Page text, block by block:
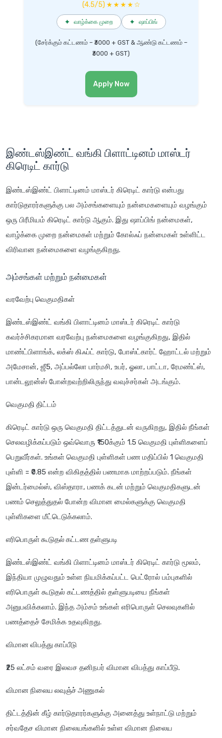
(4.5/5) ★ ★ ★ ★ ☆
✦ வாழ்க்கை முறை ✦ ஷாப்பிங்
(சேர்க்கும் கட்டணம் – ₹3000 + GST & ஆண்டு கட்டணம் –
₹3000 + GST)
Apply Now
இண்டஸ்இண்ட் வங்கி பிளாட்டினம் மாஸ்டர்
கிரெடிட் கார்டு
இண்டஸ்இண்ட் பிளாட்டினம் மாஸ்டர் கிரெடிட் கார்டு என்பது
கார்டுதாரர்களுக்கு பல அம்சங்களையும் நன்மைகளையும் வழங்கும்
ஒரு பிரீமியம் கிரெடிட் கார்டு ஆகும். இது ஷாப்பிங் நன்மைகள்,
வாழ்க்கை முறை நன்மைகள் மற்றும் கோல்ஃப் நன்மைகள் உள்ளிட்ட
விரிவான நன்மைகளை வழங்குகிறது.
அம்சங்கள் மற்றும் நன்மைகள்
வரவேற்பு வெகுமதிகள்
இண்டஸ்இண்ட் வங்கி பிளாட்டினம் மாஸ்டர் கிரெடிட் கார்டு
கவர்ச்சிகரமான வரவேற்பு நன்மைகளை வழங்குகிறது, இதில்
மாண்ட்பிளாங்க், லக்ஸ் கிஃப்ட் கார்டு, போஸ்ட்கார்ட் ஹோட்டல் மற்றும்
அமேசான், ஜீ5, அப்பல்லோ பார்மசி, உபர், ஓலா, பாட்டா, ரேமண்ட்ஸ்,
பான்டலூன்ஸ் போன்றவற்றிலிருந்து வவுச்சர்கள் அடங்கும்.
வெகுமதி திட்டம்
கிரெடிட் கார்டு ஒரு வெகுமதி திட்டத்துடன் வருகிறது, இதில் நீங்கள்
செலவழிக்கப்படும் ஒவ்வொரு ₹150க்கும் 1.5 வெகுமதி புள்ளிகளைப்
பெறுவீர்கள். உங்கள் வெகுமதி புள்ளிகள் பண மதிப்பில் 1 வெகுமதி
புள்ளி = ₹0.85 என்ற விகிதத்தில் பணமாக மாற்றப்படும். நீங்கள்
இன்டர்மைல்ஸ், விஸ்தாரா, பணக் கடன் மற்றும் வெகுமதிகளுடன்
பணம் செலுத்துதல் போன்ற விமான மைல்களுக்கு வெகுமதி
புள்ளிகளை மீட்டெடுக்கலாம்.
எரிபொருள் கூடுதல் கட்டண தள்ளுபடி
இண்டஸ்இண்ட் வங்கி பிளாட்டினம் மாஸ்டர் கிரெடிட் கார்டு மூலம்,
இந்தியா முழுவதும் உள்ள நியமிக்கப்பட்ட பெட்ரோல் பம்புகளில்
எரிபொருள் கூடுதல் கட்டணத்தில் தள்ளுபடியை நீங்கள்
அனுபவிக்கலாம். இந்த அம்சம் உங்கள் எரிபொருள் செலவுகளில்
பணத்தைச் சேமிக்க உதவுகிறது.
விமான விபத்து காப்பீடு
₹25 லட்சம் வரை இலவச தனிநபர் விமான விபத்து காப்பீடு.
விமான நிலைய லவுஞ்ச் அணுகல்
திட்டத்தின் கீழ் கார்டுதாரர்களுக்கு அனைத்து உள்நாட்டு மற்றும்
சர்வதேச விமான நிலையங்களில் உள்ள விமான நிலைய